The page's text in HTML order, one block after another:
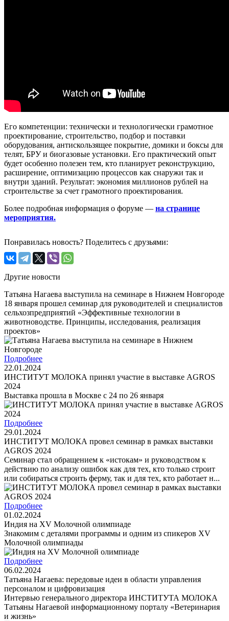
Его компетенции: технически и технологически грамотное
проектирование, строительство, подбор и поставки
оборудования, антискользящее покрытие, домики и боксы для
телят, БРУ и биогазовые установки. Его практический опыт
будет особенно полезен тем, кто планирует реконструкцию,
расширение, оптимизацию процессов как снаружи так и
внутри зданий. Результат: экономия миллионов рублей на
строительстве за счет грамотного проектирования.
Более подробная информация о форуме — на странице
мероприятия.
Понравилась новость? Поделитесь с друзьями:
Другие новости
Татьяна Нагаева выступила на семинаре в Нижнем Новгороде
18 января прошел семинар для руководителей и специалистов
сельхозпредприятий «Эффективные технологии в
животноводстве. Принципы, исследования, реализация
проектов»
Подробнее
22.01.2024
ИНСТИТУТ МОЛОКА принял участие в выставке AGROS
2024
Выставка прошла в Москве с 24 по 26 января
Подробнее
29.01.2024
ИНСТИТУТ МОЛОКА провел семинар в рамках выставки
AGROS 2024
Семинар стал обращением к «истокам» и руководством к
действию по анализу ошибок как для тех, кто только строит
или собираться строить ферму, так и для тех, кто работает н...
Подробнее
01.02.2024
Индия на XV Молочной олимпиаде
Знакомим с деталями программы и одним из спикеров XV
Молочной олимпиады
Подробнее
06.02.2024
Татьяна Нагаева: передовые идеи в области управления
персоналом и цифровизация
Интервью генерального директора ИНСТИТУТА МОЛОКА
Татьяны Нагаевой информационному порталу «Ветеринария
и жизнь»